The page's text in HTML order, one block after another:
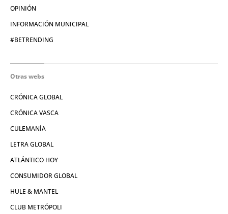
OPINIÓN
INFORMACIÓN MUNICIPAL
#BETRENDING
Otras webs
CRÓNICA GLOBAL
CRÓNICA VASCA
CULEMANÍA
LETRA GLOBAL
ATLÁNTICO HOY
CONSUMIDOR GLOBAL
HULE & MANTEL
CLUB METRÓPOLI